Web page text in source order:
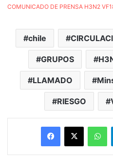
COMUNICADO DE PRENSA H3N2
chile
GRUPOS
LLAMADO
RIESGO
Facebook
X